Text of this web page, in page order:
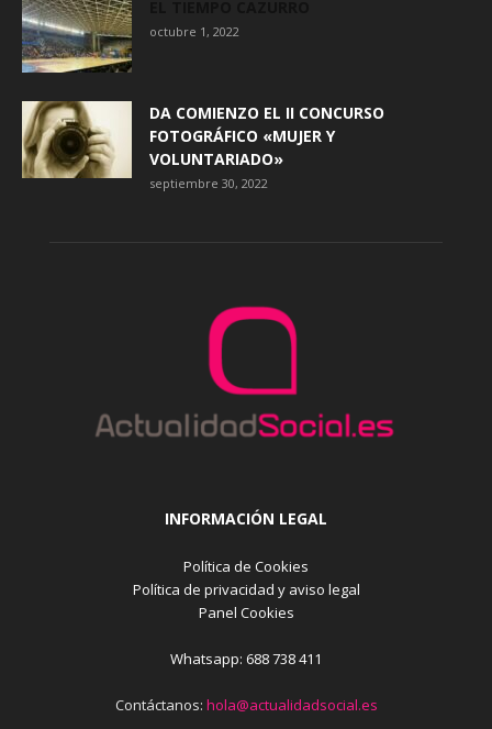
octubre 1, 2022
DA COMIENZO EL II CONCURSO
FOTOGRÁFICO «MUJER Y
VOLUNTARIADO»
septiembre 30, 2022
INFORMACIÓN LEGAL
Política de Cookies
Política de privacidad y aviso legal
Panel Cookies
Whatsapp: 688 738 411
Contáctanos: hola@actualidadsocial.es